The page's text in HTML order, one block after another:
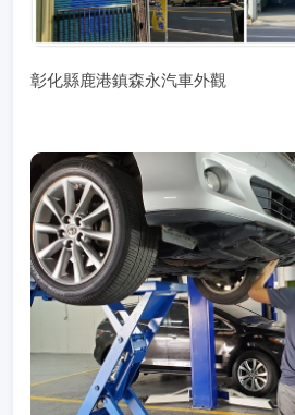
彰化縣鹿港鎮森永汽車外觀